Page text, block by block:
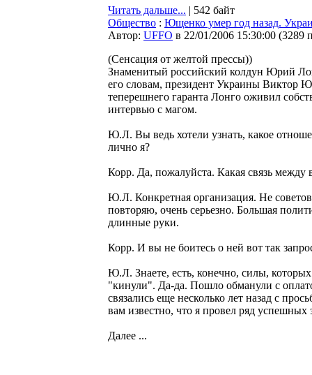
Читать дальше... | 542 байт
Общество : Ющенко умер год назад.
Автор: UFFO в 22/01/2006 15:30:00 (3289
(Сенсация от желтой прессы))
Знаменитый российский колдун Юрий
его словам, президент Украины Виктор
теперешнего гаранта Лонго оживил
интервью с магом.
Ю.Л. Вы ведь хотели узнать, какое
лично я?
Корр. Да, пожалуйста. Какая связь
Ю.Л. Конкретная организация. Не
повторяю, очень серьезно. Большая
длинные руки.
Корр. И вы не боитесь о ней вот так
Ю.Л. Знаете, есть, конечно, силы,
"кинули". Да-да. Пошло обманули с
связались еще несколько лет назад с
вам известно, что я провел ряд
Далее ...